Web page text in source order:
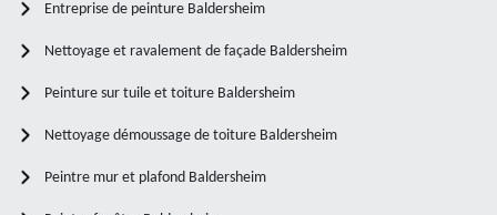
Entreprise de peinture Baldersheim
Nettoyage et ravalement de façade Baldersheim
Peinture sur tuile et toiture Baldersheim
Nettoyage démoussage de toiture Baldersheim
Peintre mur et plafond Baldersheim